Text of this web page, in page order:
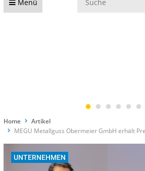
Menü
Home
Artikel
MEGU Metallguss Obermeier GmbH erhält
UNTERNEHMEN